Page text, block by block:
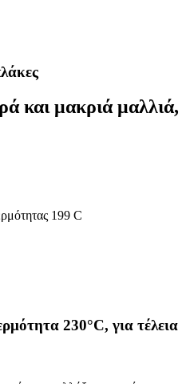
και μακριά μαλλιά,
199 C
230°C, για τέλεια